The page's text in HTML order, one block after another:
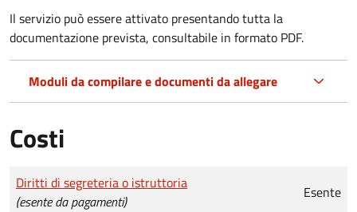
Il servizio può essere attivato presentando tutta la
documentazione prevista, consultabile in formato PDF.
Moduli da compilare e documenti da allegare
Costi
Tipo di pagamento
Importo
Diritti di segreteria o istruttoria
(esente da pagamenti)
Esente